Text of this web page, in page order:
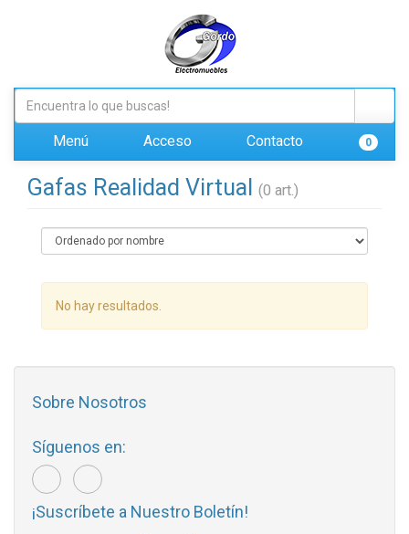
Menú Acceso Contacto 0
Gafas Realidad Virtual (0 art.)
No hay resultados.
Sobre Nosotros
Síguenos en:
¡Suscríbete a Nuestro Boletín!